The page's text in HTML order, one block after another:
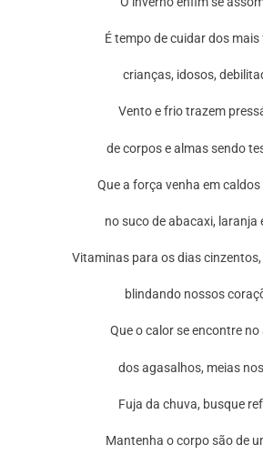
É tempo de cuidar dos mais
crianças, idosos,
Vento e frio trazem
de corpos e almas sendo
Que a força venha em caldos
no suco de abacaxi, laranja
Vitaminas para os dias cinzentos,
blindando nossos
Que o calor se encontre no
dos agasalhos, meias
Fuja da chuva, busque
Mantenha o corpo são de